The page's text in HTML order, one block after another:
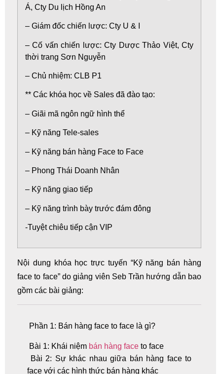
Á, Cty Du lịch Hồng An
– Giám đốc chiến lược: Cty U & I
– Cố vấn chiến lược: Cty Dược Thảo Việt, Cty
thời trang Sơn Nguyễn
– Chủ nhiệm: CLB P1
** Các khóa học về Sales đã đào tạo:
– Giãi mã ngôn ngữ hình thể
– Kỹ năng Tele-sales
– Kỹ năng bán hàng Face to Face
– Phong Thái Doanh Nhân
– Kỹ năng giao tiếp
– Kỹ năng trình bày trước đám đông
-Tuyệt chiêu tiếp cận VIP
Nội dung khóa học trực tuyến “Kỹ năng bán hàng
face to face” do giảng viên Seb Trần hướng dẫn bao
gồm các bài giảng:
Phần 1: Bán hàng face to face là gì?
Bài 1: Khái niệm bán hàng face to face
Bài 2: Sự khác nhau giữa bán hàng face to
face với các hình thức bán hàng khác